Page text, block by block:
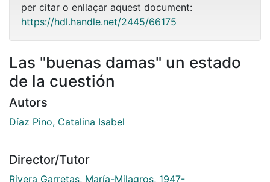
per citar o enllaçar aquest document:
https://hdl.handle.net/2445/66175
Las "buenas damas" un estado
de la cuestión
Autors
Díaz Pino, Catalina Isabel
Director/Tutor
Rivera Garretas, María-Milagros, 1947-